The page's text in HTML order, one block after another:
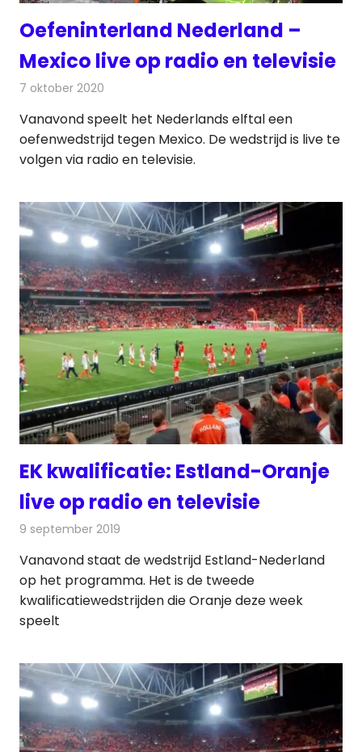
Oefeninterland Nederland –
Mexico live op radio en televisie
7 oktober 2020
Vanavond speelt het Nederlands elftal een
oefenwedstrijd tegen Mexico. De wedstrijd is live te
volgen via radio en televisie.
EK kwalificatie: Estland-Oranje
live op radio en televisie
9 september 2019
Vanavond staat de wedstrijd Estland-Nederland
op het programma. Het is de tweede
kwalificatiewedstrijden die Oranje deze week
speelt